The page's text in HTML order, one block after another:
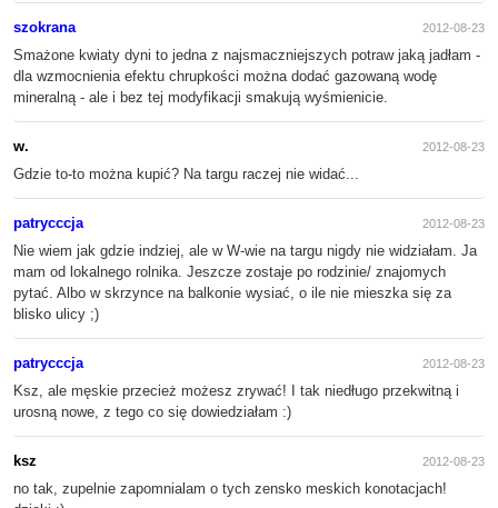
szokrana 2012-08-23
Smażone kwiaty dyni to jedna z najsmaczniejszych potraw jaką jadłam -
dla wzmocnienia efektu chrupkości można dodać gazowaną wodę
mineralną - ale i bez tej modyfikacji smakują wyśmienicie.
w. 2012-08-23
Gdzie to-to można kupić? Na targu raczej nie widać...
patrycccja 2012-08-23
Nie wiem jak gdzie indziej, ale w W-wie na targu nigdy nie widziałam. Ja
mam od lokalnego rolnika. Jeszcze zostaje po rodzinie/ znajomych
pytać. Albo w skrzynce na balkonie wysiać, o ile nie mieszka się za
blisko ulicy ;)
patrycccja 2012-08-23
Ksz, ale męskie przecież możesz zrywać! I tak niedługo przekwitną i
urosną nowe, z tego co się dowiedziałam :)
ksz 2012-08-23
no tak, zupelnie zapomnialam o tych zensko meskich konotacjach!